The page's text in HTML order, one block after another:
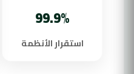
99.9%
استقرار الأنظمة